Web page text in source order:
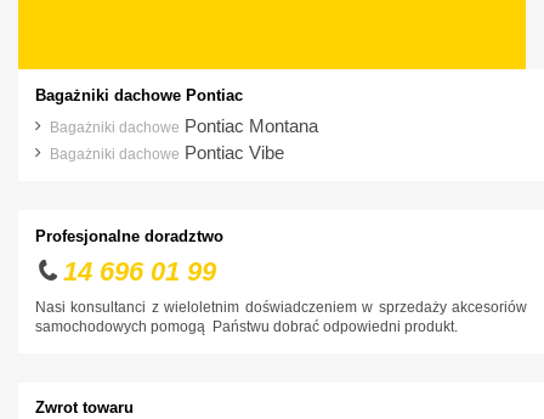
Dodge
DS
Fiat
Honda
Hyundai
Infiniti
Bagażniki dachowe Pontiac
Bagażniki dachowe Pontiac Montana
Bagażniki dachowe Pontiac Vibe
Profesjonalne doradztwo
14 696 01 99
Nasi konsultanci z wieloletnim doświadczeniem w sprzedaży akcesoriów
samochodowych pomogą Państwu dobrać odpowiedni produkt.
Zwrot towaru